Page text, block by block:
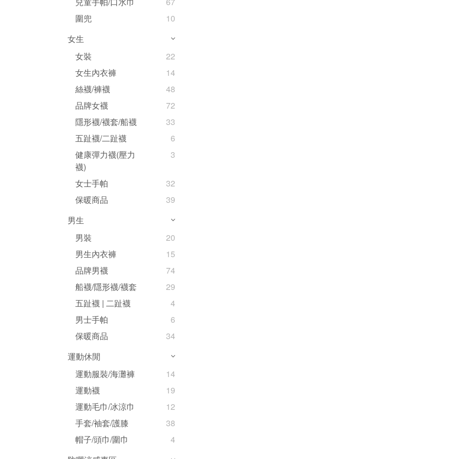
圍兜
10
女生
女裝
22
女生內衣褲
14
絲襪/褲襪
48
品牌女襪
72
隱形襪/襪套/船襪
33
五趾襪/二趾襪
6
健康彈力襪(壓力
襪)
3
女士手帕
32
保暖商品
39
男生
男裝
20
男生內衣褲
15
品牌男襪
74
船襪/隱形襪/襪套
29
五趾襪 | 二趾襪
4
男士手帕
6
保暖商品
34
運動休閒
運動服裝/海灘褲
14
運動襪
19
運動毛巾/冰涼巾
12
手套/袖套/護膝
38
帽子/頭巾/圍巾
4